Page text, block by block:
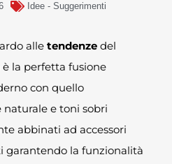
Idee - Suggerimenti
alletendenze del
la perfetta fusione
con quello
e toni sobri
abbinati ad accessori
garantendo la funzionalità